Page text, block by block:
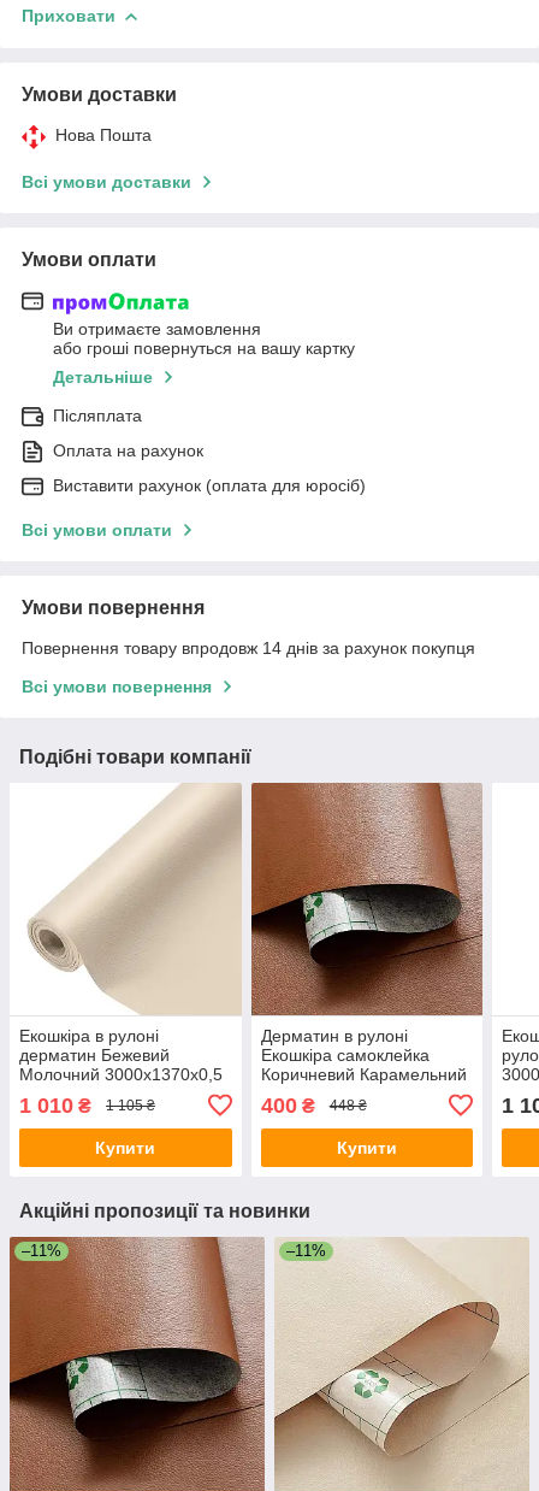
Приховати
Умови доставки
Нова Пошта
Всі умови доставки
Умови оплати
Ви отримаєте замовлення
або гроші повернуться на вашу картку
Детальніше
Післяплата
Оплата на рахунок
Виставити рахунок (оплата для юросіб)
Всі умови оплати
Умови повернення
Повернення товару впродовж 14 днів за рахунок покупця
Всі умови повернення
Подібні товари компанії
Екошкіра в рулоні
дерматин Бежевий
Молочний 3000х1370х0,5
шкірозамінник для меблів
1 010 ₴ 1 105 ₴
Купити
Дерматин в рулоні
Екошкіра самоклейка
Коричневий Карамельний
шкірозамінник для меблів
400₴ 448 ₴
Купити
1
Акційні пропозиції та новинки
–11% –11%